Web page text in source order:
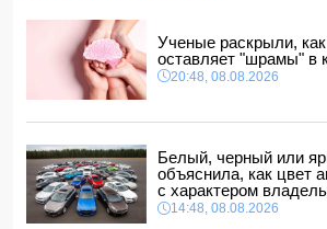
ВС РФ взяли под контроль Ивановку в
области
14:04, 08.08.2026
Прогноз погоды в Азербайджане на 9
14:00, 08.08.2026
Никол Пашинян позвонил Ильхаму
12:48, 08.08.2026
СМИ: США ищут на Кубе фигуру для
"венесуэльского сценария"
Ученые раскрыли,
оставляет "шрамы" в
20:48, 08.08.2026
Белый, черный или
объяснила, как цвет
с характером
14:48, 08.08.2026